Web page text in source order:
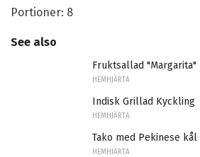
Portioner: 8
See also
Fruktsallad "Margarita"
HEMHJÄRTA
Indisk Grillad Kyckling
HEMHJÄRTA
Tako med Pekinese kål
HEMHJÄRTA